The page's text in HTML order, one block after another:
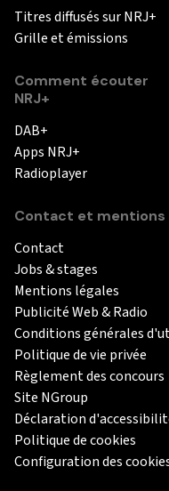
Titres diffusés sur NRJ+
Grille et émissions
Comment écouter
NRJ+
DAB+
Apps NRJ+
Radioplayer
Contact et mentions
Contact
Jobs & stages
Mentions légales
Publicité Web & Radio
Conditions générales
Politique de vie privée
Règlement des concours
Site NGroup
Déclaration
Politique de cookies
Configuration des